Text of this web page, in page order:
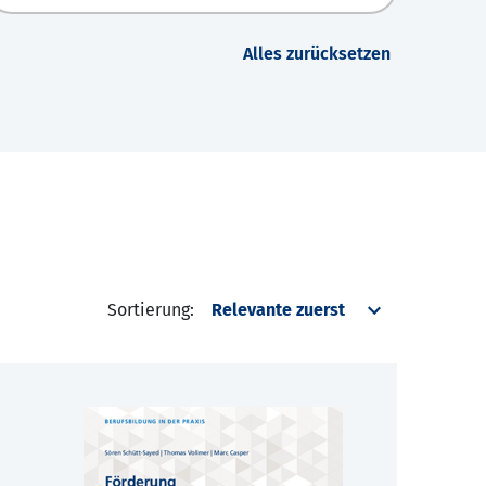
Alles zurücksetzen
Sortierung: